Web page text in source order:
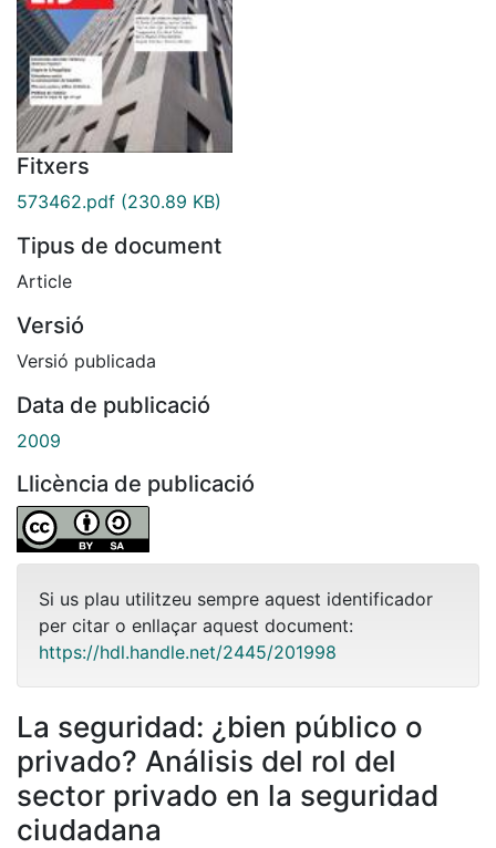
Fitxers
573462.pdf (230.89 KB)
Tipus de document
Article
Versió
Versió publicada
Data de publicació
2009
Llicència de publicació
Si us plau utilitzeu sempre aquest identificador
per citar o enllaçar aquest document:
https://hdl.handle.net/2445/201998
La seguridad: ¿bien público o
privado? Análisis del rol del
sector privado en la seguridad
ciudadana